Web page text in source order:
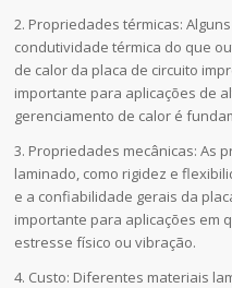
2. Propriedades térmicas:
condutividade térmica do que
de calor da placa de circuito
importante para aplicações de
gerenciamento de calor é
3. Propriedades mecânicas: As
laminado, como rigidez e
e a confiabilidade gerais da
importante para aplicações em
estresse físico ou vibração.
4. Custo: Diferentes materiais